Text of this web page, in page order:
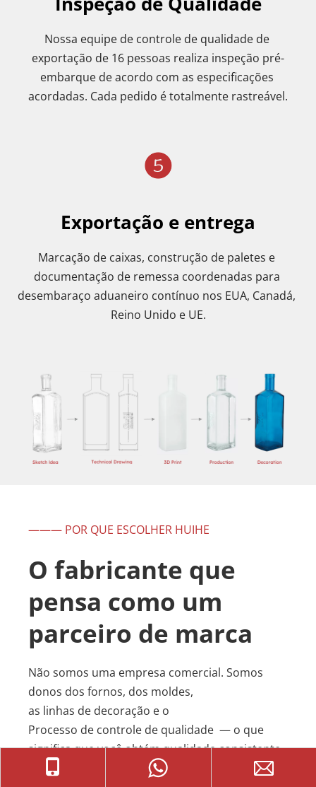
Nossa equipe de controle de qualidade de
exportação de 16 pessoas realiza inspeção pré-
embarque de acordo com as especificações
acordadas. Cada pedido é totalmente rastreável.
Exportação e entrega
Marcação de caixas, construção de paletes e
documentação de remessa coordenadas para
desembaraço aduaneiro contínuo nos EUA, Canadá,
Reino Unido e UE.
——— POR QUE ESCOLHER HUIHE
O fabricante que
pensa como um
parceiro de marca
Não somos uma empresa comercial. Somos
donos dos fornos, dos moldes,
as linhas de decoração e o
Processo de controle de qualidade — o que
significa que você obtém qualidade consistente,
preços transparentes e um único ponto de